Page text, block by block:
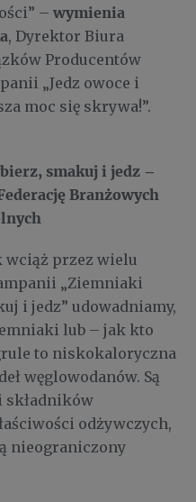
– wymienia
, Dyrektor Biura
Producentów
„Jedz owoce i
moc się skrywa!”.
smakuj i jedz –
Branżowych
wciąż przez wielu
„Ziemniaki
i jedz” udowadniamy,
lub – jak kto
to niskokaloryczna
węglowodanów. Są
składników
odżywczych,
nieograniczony